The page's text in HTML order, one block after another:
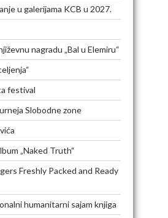
u galerijama KCB u 2027.
nagradu „Bal u Elemiru“
festival
Slobodne zone
„Naked Truth“
Freshly Packed and Ready
humanitarni sajam knjiga